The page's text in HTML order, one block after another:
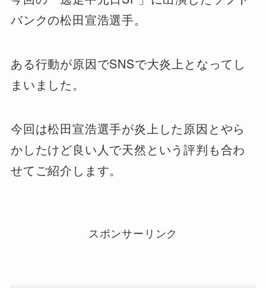
バンクの松田宣浩選手。
ある行動が原因でSNSで大炎上となってし
まいました。
今回は松田宣浩選手が炎上した原因とやら
かしたけど良い人で天然という評判も合わ
せてご紹介します。
スポンサーリンク